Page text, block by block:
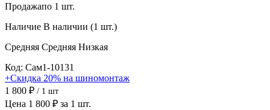
Продажапо 1 шт.
Наличие В наличии (1 шт.)
Средняя Средняя Низкая
Код: Сам1-10131
+Скидка 20% на шиномонтаж
1 800 ₽ / 1 шт
Цена 1 800 ₽ за 1 шт.